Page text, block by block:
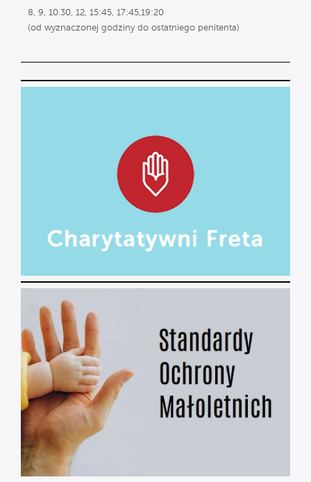
8, 9, 10.30, 12, 15:45, 17:45,19:20
(od wyznaczonej godziny do ostatniego penitenta)